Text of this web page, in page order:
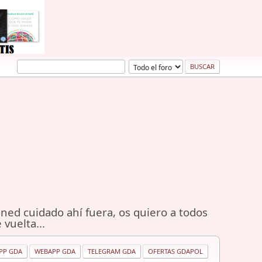
cuidado ahí fuera, os quiero a todos
vuelta...
GDA WEBAPP GDA TELEGRAM GDA OFERTAS GDAPOL